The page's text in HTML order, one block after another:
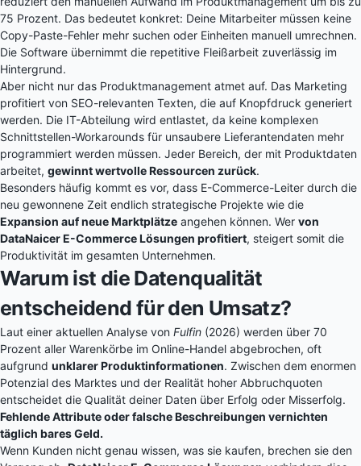
75 Prozent. Das bedeutet konkret: Deine Mitarbeiter müssen keine
Copy-Paste-Fehler mehr suchen oder Einheiten manuell umrechnen.
Die Software übernimmt die repetitive Fleißarbeit zuverlässig im
Hintergrund.
Aber nicht nur das Produktmanagement atmet auf. Das Marketing
profitiert von SEO-relevanten Texten, die auf Knopfdruck generiert
werden. Die IT-Abteilung wird entlastet, da keine komplexen
Schnittstellen-Workarounds für unsaubere Lieferantendaten mehr
programmiert werden müssen. Jeder Bereich, der mit Produktdaten
arbeitet, gewinnt wertvolle Ressourcen zurück.
Besonders häufig kommt es vor, dass E-Commerce-Leiter durch die
neu gewonnene Zeit endlich strategische Projekte wie die
Expansion auf neue Marktplätze angehen können. Wer von
DataNaicer E-Commerce Lösungen profitiert, steigert somit die
Produktivität im gesamten Unternehmen.
Warum ist die Datenqualität
entscheidend für den Umsatz?
Laut einer aktuellen Analyse von Fulfin (2026) werden über 70
Prozent aller Warenkörbe im Online-Handel abgebrochen, oft
aufgrund unklarer Produktinformationen. Zwischen dem enormen
Potenzial des Marktes und der Realität hoher Abbruchquoten
entscheidet die Qualität deiner Daten über Erfolg oder Misserfolg.
Fehlende Attribute oder falsche Beschreibungen vernichten
täglich bares Geld.
Wenn Kunden nicht genau wissen, was sie kaufen, brechen sie den